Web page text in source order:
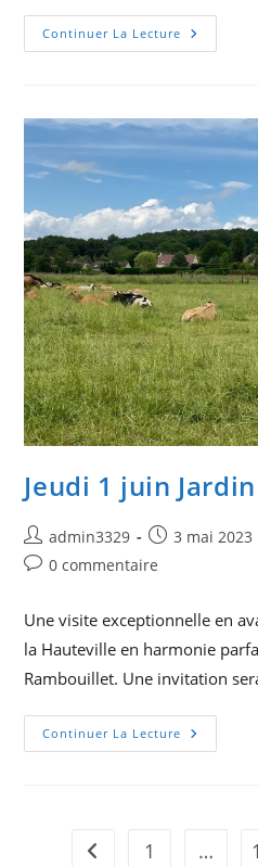
Continuer La Lecture Vendredi
6
Jeudi 1 juin
Auteur/autrice
de
admin3329
Publication
publiée :
3 mai 2023
Commentaires
la
publication :
0 commentaire
Une visite exceptionnelle en
la Hauteville en harmonie
Rambouillet. Une invitation
Continuer La Lecture Jeudi
1
Go to the previous page
1 …